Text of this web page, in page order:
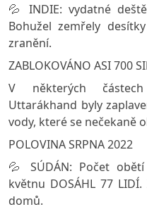
💦 INDIE: vydatné
Bohužel zemřely
zranění.
ZABLOKOVÁNO ASI 700
V některých
Uttarákhand byly
vody, které se nečekaně
POLOVINA SRPNA 2022
💦 SÚDÁN: Počet
květnu DOSÁHL 77
domů.